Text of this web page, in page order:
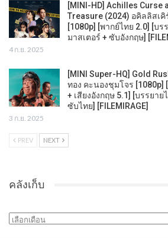
[MINI-HD] Achilles Curse
Treasure (2024) อคิลลิสเ
[1080p] [พากย์ไทย 2.0] [บร
มาสเตอร์ + ซับอังกฤษ]
4 ก.ย. 2025
[MINI Super-HQ] Gold
ทอง คะนองชุมโจร [1080p]
+ เสียงอังกฤษ 5.1] [บรรยาย
ซับไทย] [FILEMIRAGE]
3 ก.ย. 2025
PREV NEXT
คลังเก็บ
คลัง